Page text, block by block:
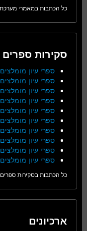
כל הכתבות במאמרי
סקירות ספרים
ספרי עיון מומלצים לשנת
ספרי עיון מומלצים לשנת
ספרי עיון מומלצים
ספרי עיון מומלצים
ספרי עיון מומלצים
ספרי עיון מומלצים
ספרי עיון מומלצים
ספרי עיון מומלצים
ספרי עיון מומלצים
ספרי עיון מומלצים
כל הכתבות בסקירות
ארכיונים